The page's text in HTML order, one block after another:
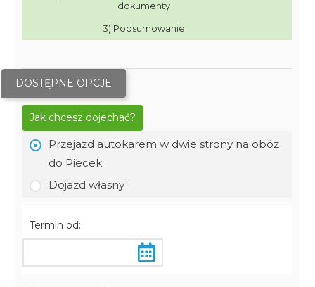
dokumenty
3) Podsumowanie
DOSTĘPNE OPCJE
Jak chcesz dojechać?
Przejazd autokarem w dwie strony na obóz
do Piecek
Dojazd własny
Termin od: